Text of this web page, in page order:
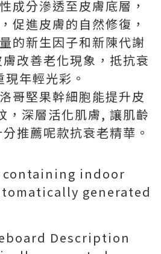
成分滲透至皮膚底層，
促進皮膚的自然修復，
的新生因子和新陳代謝
改善老化現象，抵抗衰
現年輕光彩。
哥堅果幹細胞能提升皮
，深層活化肌膚, 讓肌齡
推薦呢款抗衰老精華。